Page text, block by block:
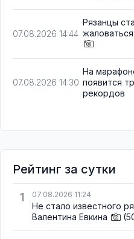
07.08.2026 14:44
Рязанцы
07.08.2026 14:30
На
появится
рекордов
Рейтинг за сутки
1
07.08.2026 11:24
Не стало известного
Валентина Евкина